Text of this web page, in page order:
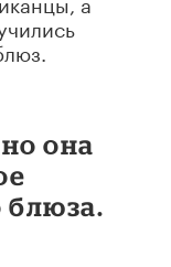
она
блюза.